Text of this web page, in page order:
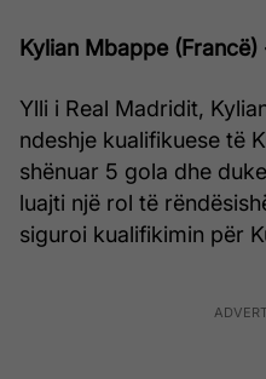
Kylian Mbappe
Ylli i Real Madridit,
ndeshje kualifikuese të
shënuar 5 gola dhe
luajti një rol të
siguroi kualifikimin për